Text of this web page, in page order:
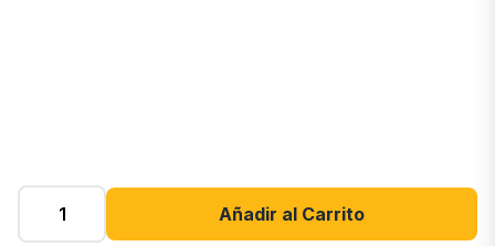
Añadir al Carrito